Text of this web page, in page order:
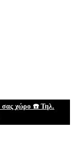
σας χώρο ☎️ Τηλ.